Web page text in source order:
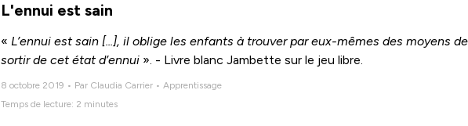
L'ennui est sain
« L’ennui est sain [...], il oblige les enfants à trouver par eux-mêmes des moyens
sortir de cet état d’ennui ». - Livre blanc Jambette sur le jeu libre.
8 octobre 2019 • Par Claudia Carrier • Apprentissage
Temps de lecture: 2 minutes